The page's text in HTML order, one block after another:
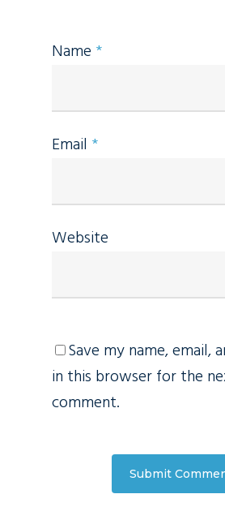
Name *
Email *
Website
Save my name, email,
in this browser for the
comment.